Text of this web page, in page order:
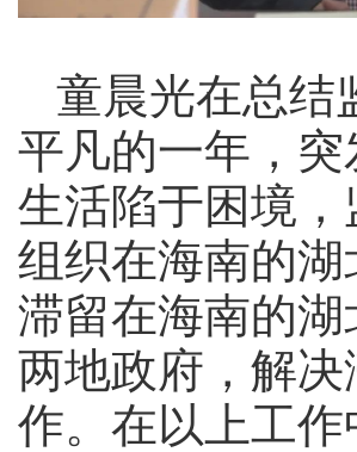
童晨光在总结
平凡的一年，
生活陷于困境
组织在海南的
滞留在海南的
两地政府，解
作。在以上工